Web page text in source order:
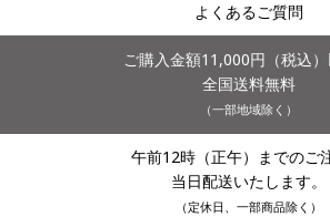
よくあるご質問
ご購入金額11,000円（税込
全国送料無料
（一部地域除く）
午前12時（正午）までのご
当日配送いたします。
（定休日、一部商品除く）